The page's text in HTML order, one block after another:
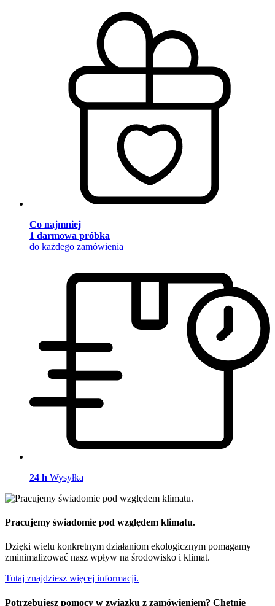
Co najmniej
1 darmowa próbka
do każdego zamówienia
24 h Wysyłka
Pracujemy świadomie pod względem klimatu.
Dzięki wielu konkretnym działaniom ekologicznym pomagamy
zminimalizować nasz wpływ na środowisko i klimat.
Tutaj znajdziesz więcej informacji.
Potrzebujesz pomocy w związku z zamówieniem? Chętnie